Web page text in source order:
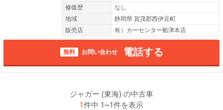
修復歴
なし
地域
静岡県 賀茂郡西伊豆町
販売店
有）カーセンター船津本店
無料 お問い合わせ 電話する
ジャガー (東海) の中古車
1件中 1~1件を表示